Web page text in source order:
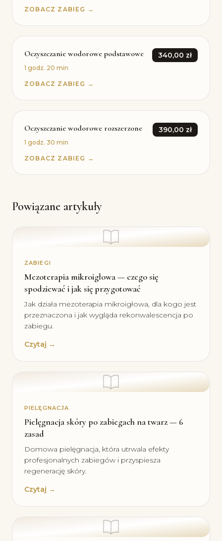
ZOBACZ ZABIEG →
Oczyszczanie wodorowe podstawowe 340,00 zł
1 godz. 20 min
ZOBACZ ZABIEG →
Oczyszczanie wodorowe rozszerzone 390,00 zł
1 godz. 30 min
ZOBACZ ZABIEG →
Powiązane artykuły
ZABIEGI
Mezoterapia mikroigłowa — czego się
spodziewać i jak się przygotować
Jak działa mezoterapia mikroigłowa, dla kogo jest
przeznaczona i jak wygląda rekonwalescencja po
zabiegu.
Czytaj →
PIELĘGNACJA
Pielęgnacja skóry po zabiegach na twarz — 6
zasad
Domowa pielęgnacja, która utrwala efekty
profesjonalnych zabiegów i przyspiesza
regenerację skóry.
Czytaj →